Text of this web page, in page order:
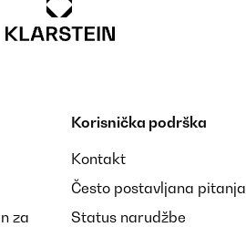
za
Korisnička podrška
Kontakt
Često postavljana pitanja
Status narudžbe